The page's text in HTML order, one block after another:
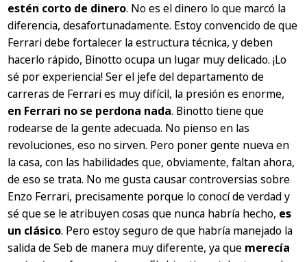
estén corto de dinero. No es el dinero lo que marcó la
diferencia, desafortunadamente. Estoy convencido de que
Ferrari debe fortalecer la estructura técnica, y deben
hacerlo rápido, Binotto ocupa un lugar muy delicado. ¡Lo
sé por experiencia! Ser el jefe del departamento de
carreras de Ferrari es muy difícil, la presión es enorme,
en Ferrari no se perdona nada. Binotto tiene que
rodearse de la gente adecuada. No pienso en las
revoluciones, eso no sirven. Pero poner gente nueva en
la casa, con las habilidades que, obviamente, faltan ahora,
de eso se trata. No me gusta causar controversias sobre
Enzo Ferrari, precisamente porque lo conocí de verdad y
sé que se le atribuyen cosas que nunca habría hecho, es
un clásico. Pero estoy seguro de que habría manejado la
salida de Seb de manera muy diferente, ya que merecía